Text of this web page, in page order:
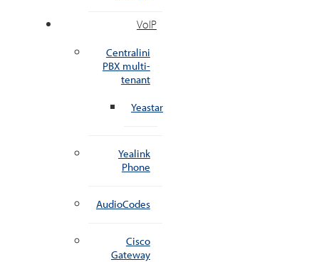
VoIP
Centralini
PBX multi-
tenant
Yeastar
Yealink
Phone
AudioCodes
Cisco
Gateway